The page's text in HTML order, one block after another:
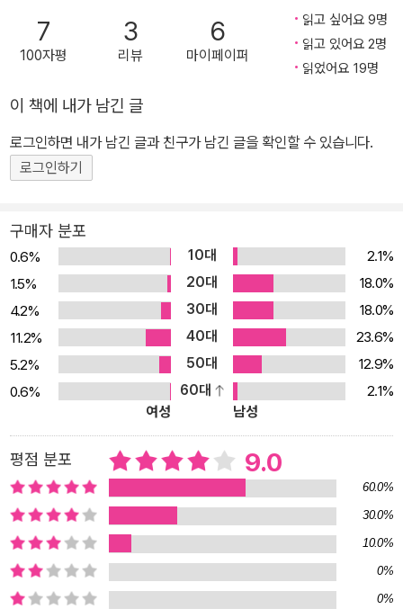
입고 우리 생활 전반에 영향력을 행사하고 있다. 그러나 컴퓨터가 가
진 본래의 역할은 아직 그 이름에 고스란히 남아있다. 바로 '계산' 기
능이다. '계산' 이론을 누가 처음으로 도입했을까? 그 공은 대체로 영
주는 가상의 자동기계 '튜링 머신'은 사실, 쿠르트 괴델의 업적과 생각
이 있었기에 가능했다. 괴델과 튜링은 타임지가 선정한 '20세기 가장
영향력 있는 인물 100명'에 든 단 2명의 수학자이다. 쿠르트 괴델은
우리에게 낯선 이름이지만 아리스토텔레스 이후 가장 위대한 논리학
동안 대화를 나누는 특권을 누리기 위해 연구소에 간다고 했을 정도
로 가장 가까운 지적 동료이기도 했다. 2006년에는 괴델 탄생 백주
년을 맞아 빈 대학에서 기념 학회가 열렸다. 그의 주 연구 분야였던 집
합론, 수리논리학뿐 아니라 신학, 철학 등의 인문학과 인지과학, 우주
론, 컴퓨터 과학에 이르기까지 다양한 분야의 학자들이 그에게서 받
은 영향을 발표하였다. 그러나 괴델에 관련된 서적, 특히 일반인을 상
대로 한 교양서적은 너무도 부족한 실정인데, 이는 평생을 은둔자처
럼 보냈던 그의 삶과도 어느 정도 연관이 있다. 괴델의 업적은 인간 이
성의 한계를 수학적으로 증명한 것이다. 괴델의 정리는 20세기 수학
기초이론의 핵심이 되었고, 계산 가능성과 알고리듬이라는 개념으로
발전해 현대 컴퓨터 설계의 이론적 배경을 제공했다. 도서출판 승산
은 기초 수학·과학에 대한 지원이 부족한 교육 시장에 기존 교육이 미
처 제공하지 못했던 흥미로운 컨텐츠를 제공하려 노력하고 있다. 후
세에 아인슈타인보다 더 큰 영향력을 미쳤다고도 볼 수 있는 괴델의
삶과 이론을 조명하기 위해, 승산은 2002년 『무한의 신비』(칸토어),
7
100자평
3
리뷰
6
마이페이퍼
읽고 싶어요 9명
읽고 있어요 2명
읽었어요 19명
이 책에 내가 남긴 글
로그인하면 내가 남긴 글과 친구가 남긴 글을 확인할 수 있습니다.
로그인하기
구매자 분포
0.6% 10대
2.1%
1.5%
20대
18.0%
4.2%
30대
18.0%
11.2%
40대
23.6%
5.2%
50대
12.9%
0.6%
60대
2.1%
여성
남성
평점 분포 9.0
60.0%
30.0%
10.0%
0%
0%